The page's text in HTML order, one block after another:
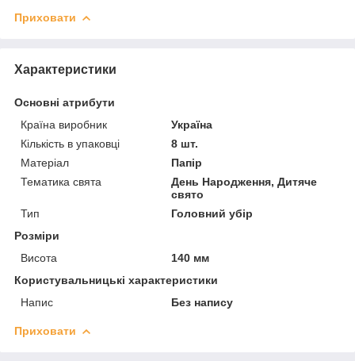
Приховати
Характеристики
Основні атрибути
Країна виробник
Україна
Кількість в упаковці
8 шт.
Матеріал
Папір
Тематика свята
День Народження, Дитяче
свято
Тип
Головний убір
Розміри
Висота
140 мм
Користувальницькі характеристики
Напис
Без напису
Приховати